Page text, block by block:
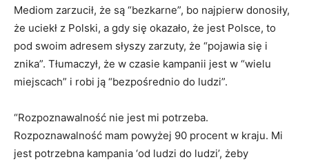
Mediom zarzucił, że są “bezkarne”, bo najpierw donosiły,
że uciekł z Polski, a gdy się okazało, że jest Polsce, to
pod swoim adresem słyszy zarzuty, że “pojawia się i
znika”. Tłumaczył, że w czasie kampanii jest w “wielu
miejscach” i robi ją “bezpośrednio do ludzi”.
“Rozpoznawalność nie jest mi potrzeba.
Rozpoznawalność mam powyżej 90 procent w kraju. Mi
jest potrzebna kampania ‘od ludzi do ludzi’, żeby